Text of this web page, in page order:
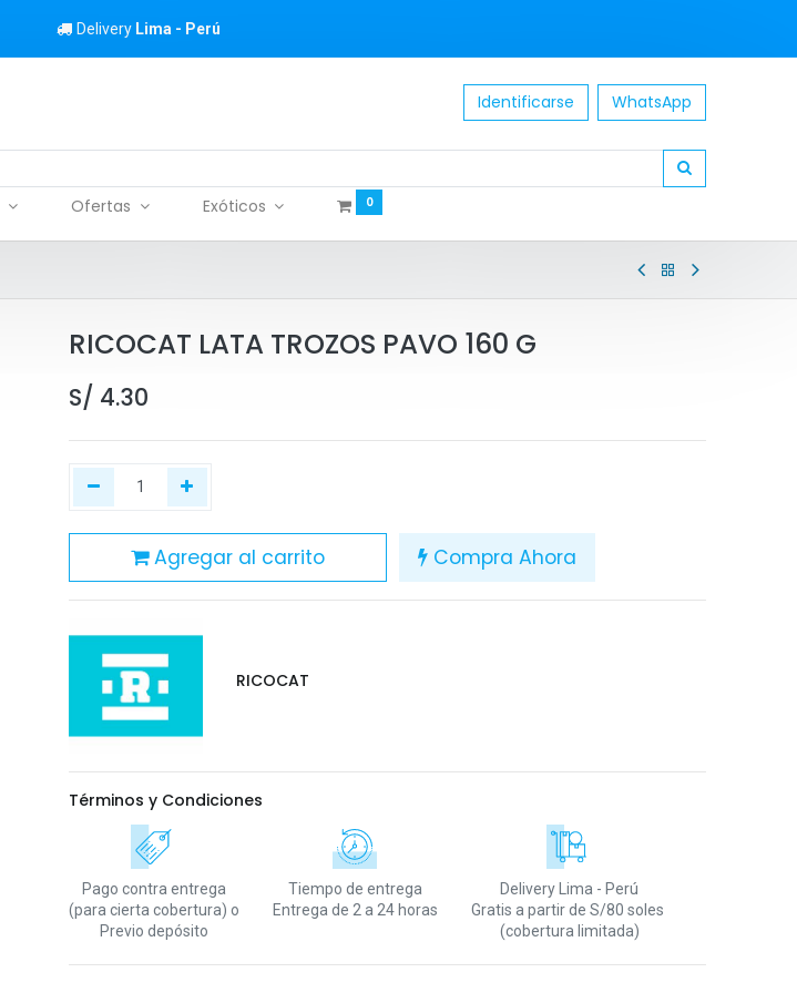
Delivery Lima - Perú
Identificarse WhatsApp
Ofertas Exóticos 0
RICOCAT LATA TROZOS PAVO 160 G
S/ 4.30
Agregar al carrito Compra Ahora
RICOCAT
Términos y Condiciones
Pago contra entrega
(para cierta cobertura) o
Previo depósito
Tiempo de entrega
Entrega de 2 a 24 horas
Delivery Lima - Perú
Gratis a partir de S/80 soles
(cobertura limitada)